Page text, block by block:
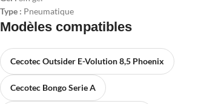
Type : Pneumatique
Modèles compatibles
Cecotec Outsider E-Volution 8,5 Phoenix
Cecotec Bongo Serie A